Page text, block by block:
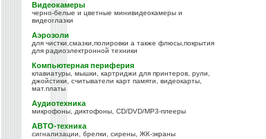
Видеокамеры
черно-белые и цветные минивидеокамеры и
видеоглазки
Аэрозоли
для чистки,смазки,полировки а также флюсы,покрытия
для радиоэлектронной техники
Компьютерная периферия
клавиатуры, мышки, картриджи для принтеров, рули,
джойстики, считыватели карт памяти, видеокарты,
мат.платы
Аудиотехника
микрофоны, диктофоны, CD/DVD/MP3-плееры
АВТО-техника
сигнализации, брелки, сирены, ЖК-экраны